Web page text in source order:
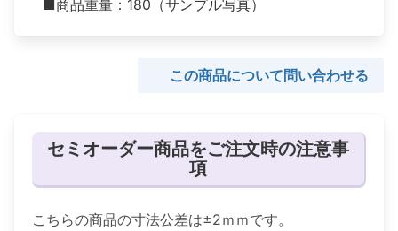
■商品重量：180（サンプル写真）
この商品について問い合わせる
セミオーダー商品をご注文時の注意事
項
こちらの商品の寸法公差は±2ｍｍです。